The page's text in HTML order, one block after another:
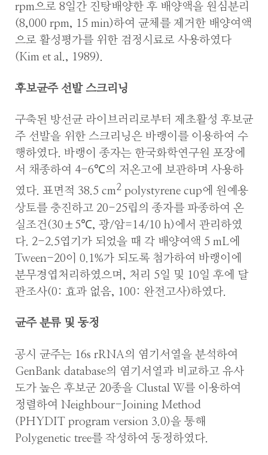
rpm으로 8일간 진탕배양한 후 배양액을 원심분리
(8,000 rpm, 15 min)하여 균체를 제거한 배양여액
으로 활성평가를 위한 검정시료로 사용하였다
(Kim et al., 1989).
후보균주 선발 스크리닝
구축된 방선균 라이브러리로부터 제초활성 후보균
주 선발을 위한 스크리닝은 바랭이를 이용하여 수
행하였다. 바랭이 종자는 한국화학연구원 포장에
서 채종하여 4-6℃의 저온고에 보관하며 사용하
였다. 표면적 38.5 cm2 polystyrene cup에 원예용
상토를 충진하고 20-25립의 종자를 파종하여 온
실조건(30±5℃, 광/암=14/10 h)에서 관리하였
다. 2-2.5엽기가 되었을 때 각 배양여액 5 mL에
Tween-20이 0.1%가 되도록 첨가하여 바랭이에
분무경엽처리하였으며, 처리 5일 및 10일 후에 달
관조사(0: 효과 없음, 100: 완전고사)하였다.
균주 분류 및 동정
공시 균주는 16s rRNA의 염기서열을 분석하여
GenBank database의 염기서열과 비교하고 유사
도가 높은 후보군 20종을 Clustal W를 이용하여
정렬하여 Neighbour-Joining Method
(PHYDIT program version 3.0)을 통해
Polygenetic tree를 작성하여 동정하였다.